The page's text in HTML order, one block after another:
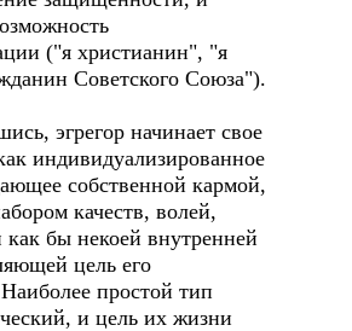
("я христианин", "я
Советского Союза").
эгрегор начинает свое
индивидуализированное
собственной кармой,
качеств, волей,
бы некоей внутренней
цель его
простой тип
и цель их жизни